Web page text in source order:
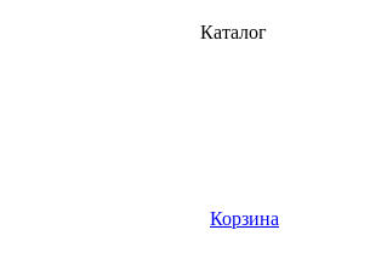
Каталог
Корзина